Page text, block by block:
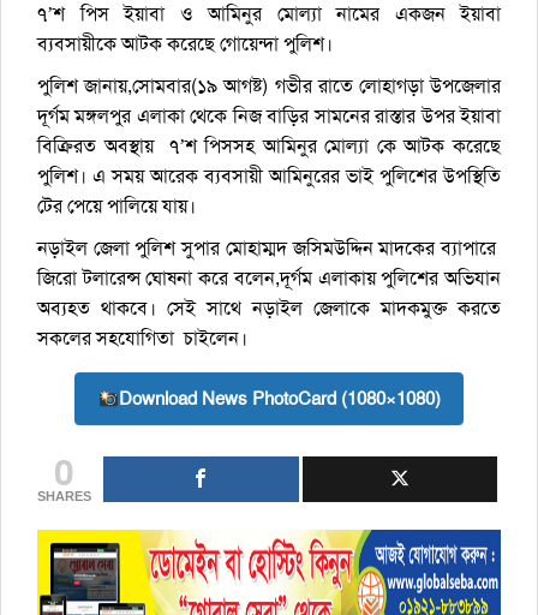
৭’শ পিস ইয়াবা ও আমিনুর মোল্যা নামের একজন ইয়াবা
ব্যবসায়ীকে আটক করেছে গোয়েন্দা পুলিশ।
পুলিশ জানায়,সোমবার(১৯ আগষ্ট) গভীর রাতে লোহাগড়া উপজেলার
দূর্গম মঙ্গলপুর এলাকা থেকে নিজ বাড়ির সামনের রাস্তার উপর ইয়াবা
বিক্রিরত অবস্থায় ৭’শ পিসসহ আমিনুর মোল্যা কে আটক করেছে
পুলিশ। এ সময় আরেক ব্যবসায়ী আমিনুরের ভাই পুলিশের উপস্থিতি
টের পেয়ে পালিয়ে যায়।
নড়াইল জেলা পুলিশ সুপার মোহাম্মদ জসিমউদ্দিন মাদকের ব্যাপারে
জিরো টলারেন্স ঘোষনা করে বলেন,দূর্গম এলাকায় পুলিশের অভিযান
অব্যহত থাকবে। সেই সাথে নড়াইল জেলাকে মাদকমুক্ত করতে
সকলের সহযোগিতা চাইলেন।
Download News PhotoCard (1080×1080)
0
SHARES